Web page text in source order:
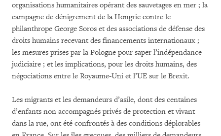
organisations humanitaires opérant des sauvetages en mer ; la
campagne de dénigrement de la Hongrie contre le
philanthrope George Soros et des associations de défense des
droits humains recevant des financements internationaux ;
les mesures prises par la Pologne pour saper l’indépendance
judiciaire ; et les implications, pour les droits humains, des
négociations entre le Royaume-Uni et l’UE sur le Brexit.
Les migrants et les demandeurs d’asile, dont des centaines
d’enfants non accompagnés privés de protection et vivant
dans la rue, ont été confrontés à des conditions déplorables